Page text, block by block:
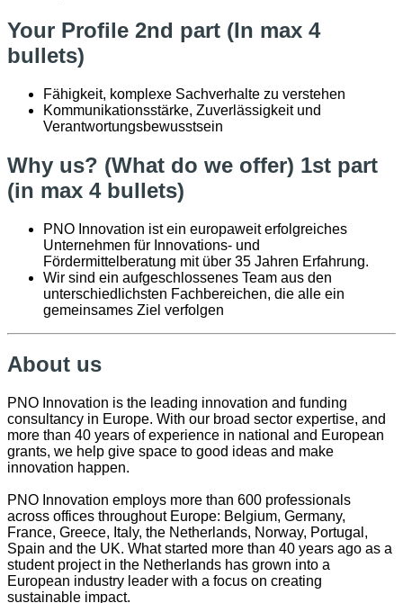
Your Profile 2nd part (In max 4
bullets)
Fähigkeit, komplexe Sachverhalte zu verstehen
Kommunikationsstärke, Zuverlässigkeit und
Verantwortungsbewusstsein
Why us? (What do we offer) 1st part
(in max 4 bullets)
PNO Innovation ist ein europaweit erfolgreiches
Unternehmen für Innovations- und
Fördermittelberatung mit über 35 Jahren Erfahrung.
Wir sind ein aufgeschlossenes Team aus den
unterschiedlichsten Fachbereichen, die alle ein
gemeinsames Ziel verfolgen
About us
PNO Innovation is the leading innovation and funding
consultancy in Europe. With our broad sector expertise, and
more than 40 years of experience in national and European
grants, we help give space to good ideas and make
innovation happen.
PNO Innovation employs more than 600 professionals
across offices throughout Europe: Belgium, Germany,
France, Greece, Italy, the Netherlands, Norway, Portugal,
Spain and the UK. What started more than 40 years ago as a
student project in the Netherlands has grown into a
European industry leader with a focus on creating
sustainable impact.